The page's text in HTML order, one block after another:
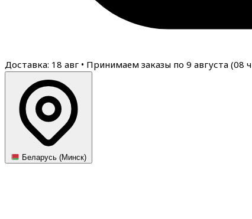
Доставка: 18 авг • Принимаем заказы по 9 августа (08 ч
Беларусь (Минск)